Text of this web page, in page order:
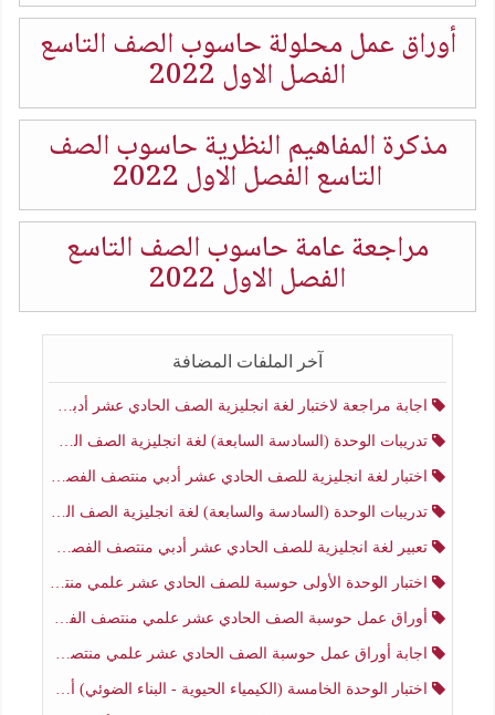
أوراق عمل محلولة حاسوب الصف التاسع
الفصل الاول 2022
مذكرة المفاهيم النظرية حاسوب الصف
التاسع الفصل الاول 2022
مراجعة عامة حاسوب الصف التاسع
الفصل الاول 2022
آخر الملفات المضافة
اجابة مراجعة لاختبار لغة انجليزية الصف الحادي عشر أدبي منتصف الفصل الثاني
تدريبات الوحدة (السادسة السابعة) لغة انجليزية الصف الحادي عشر أدبي منتصف الفصل الثاني
اختبار لغة انجليزية للصف الحادي عشر أدبي منتصف الفصل الثاني
تدريبات الوحدة (السادسة والسابعة) لغة انجليزية الصف الحادي عشر أدبي الفصل الثاني
تعبير لغة انجليزية للصف الحادي عشر أدبي منتصف الفصل الثاني
اختبار الوحدة الأولى حوسبة للصف الحادي عشر علمي منتصف الفصل الثاني
أوراق عمل حوسبة الصف الحادي عشر علمي منتصف الفصل الثاني
اجابة أوراق عمل حوسبة الصف الحادي عشر علمي منتصف الفصل الثاني
اختبار الوحدة الخامسة (الكيمياء الحيوية - البناء الضوئي) أحياء الصف الحادي عشر علمي الفصل الثاني